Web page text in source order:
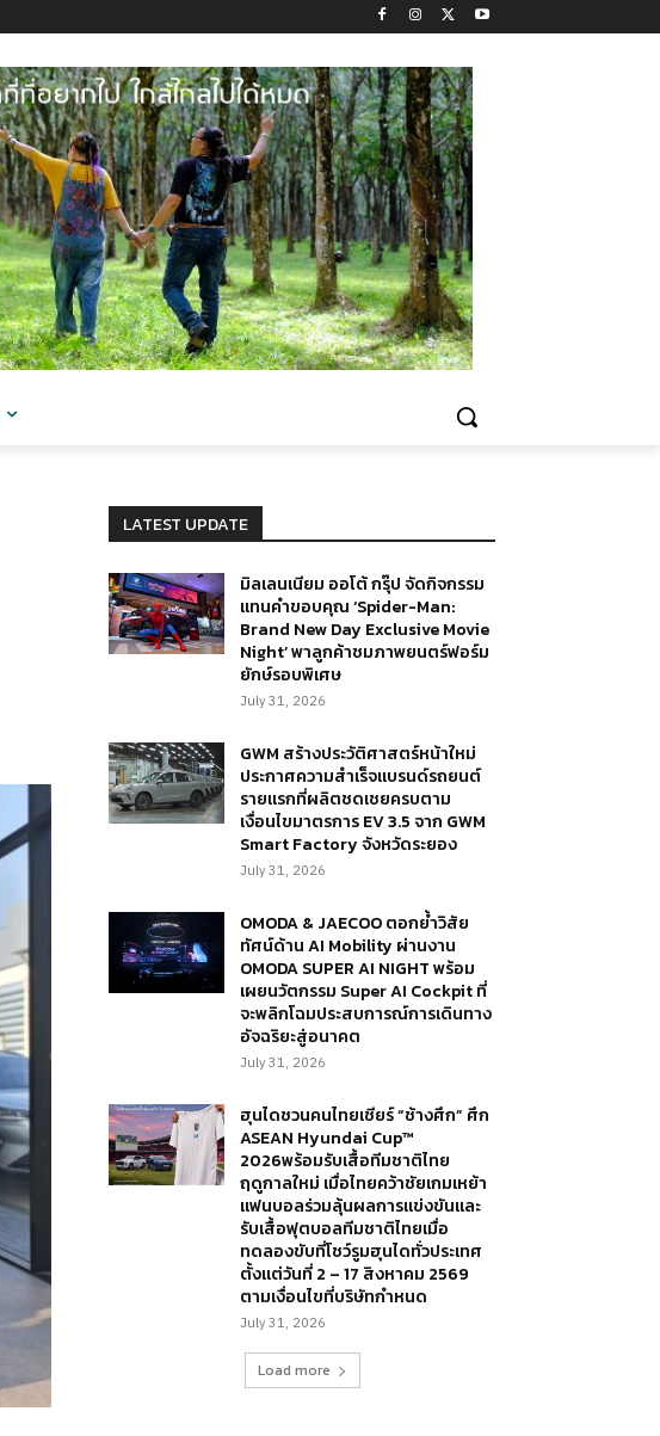
LATEST UPDATE
มิลเลนเนียม ออโต้ กรุ๊ป จัดกิจกรรม
แทนคำขอบคุณ ‘Spider-Man:
Brand New Day Exclusive Movie
Night’ พาลูกค้าชมภาพยนตร์ฟอร์ม
ยักษ์รอบพิเศษ
July 31, 2026
GWM สร้างประวัติศาสตร์หน้าใหม่
ประกาศความสำเร็จแบรนด์รถยนต์
รายแรกที่ผลิตชดเชยครบตาม
เงื่อนไขมาตรการ EV 3.5 จาก GWM
Smart Factory จังหวัดระยอง
July 31, 2026
OMODA & JAECOO ตอกย้ำวิสัย
ทัศน์ด้าน AI Mobility ผ่านงาน
OMODA SUPER AI NIGHT พร้อม
เผยนวัตกรรม Super AI Cockpit ที่
จะพลิกโฉมประสบการณ์การเดินทาง
อัจฉริยะสู่อนาคต
July 31, 2026
ฮุนไดชวนคนไทยเชียร์ “ช้างศึก” ศึก
ASEAN Hyundai Cup™
2026พร้อมรับเสื้อทีมชาติไทย
ฤดูกาลใหม่ เมื่อไทยคว้าชัยเกมเหย้า
แฟนบอลร่วมลุ้นผลการแข่งขันและ
รับเสื้อฟุตบอลทีมชาติไทยเมื่อ
ทดลองขับที่โชว์รูมฮุนไดทั่วประเทศ
ตั้งแต่วันที่ 2 – 17 สิงหาคม 2569
ตามเงื่อนไขที่บริษัทกำหนด
July 31, 2026
Load more